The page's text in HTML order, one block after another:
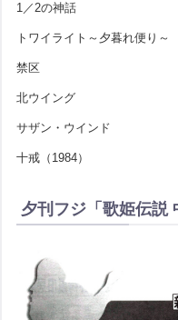
1／2の神話
トワイライト～夕暮れ便り～
禁区
北ウイング
サザン・ウインド
十戒（1984）
夕刊フジ「歌姫伝説